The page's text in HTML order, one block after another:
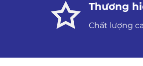
Thương
Chất lượng